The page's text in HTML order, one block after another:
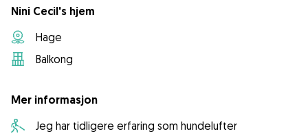
Nini Cecil's hjem
Hage
Balkong
Mer informasjon
Jeg har tidligere erfaring som hundelufter